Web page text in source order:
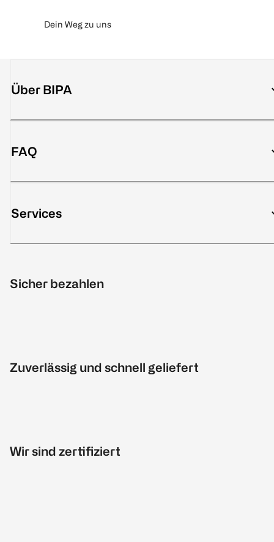
Dein Weg zu uns
Über BIPA
FAQ
Services
Sicher bezahlen
Zuverlässig und schnell geliefert
Wir sind zertifiziert